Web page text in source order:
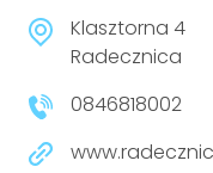
Klasztorna 4
Radecznica
0846818002